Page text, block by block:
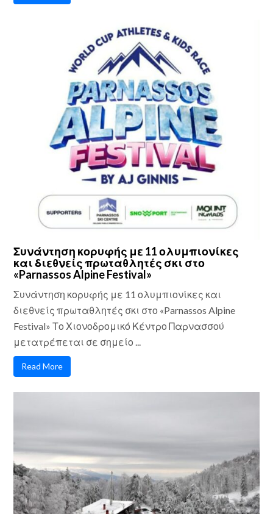
Συνάντηση κορυφής με 11 ολυμπιονίκες
και διεθνείς πρωταθλητές σκι στο
«Parnassos Alpine Festival»
Συνάντηση κορυφής με 11 ολυμπιονίκες και
διεθνείς πρωταθλητές σκι στο «Parnassos Alpine
Festival» Το Χιονοδρομικό Κέντρο Παρνασσού
μετατρέπεται σε σημείο ...
Read More